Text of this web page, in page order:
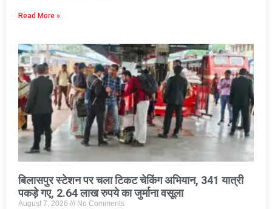
Read More »
बिलासपुर स्टेशन पर चला टिकट चेकिंग अभियान, 341 यात्री
पकड़े गए, 2.64 लाख रुपये का जुर्माना वसूला
August 7, 2026 No Comments